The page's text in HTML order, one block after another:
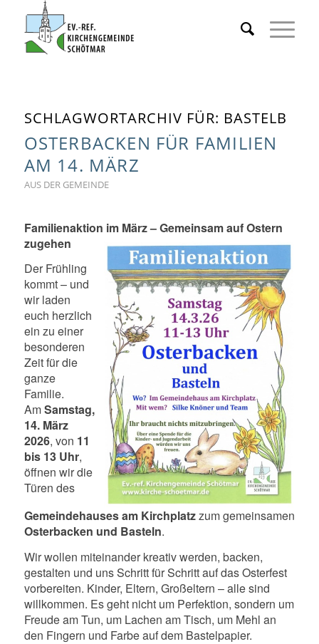
SCHLAGWORTARCHIV FÜR: BASTELB
OSTERBACKEN FÜR FAMILIEN
AM 14. MÄRZ
AUS DER GEMEINDE
Familienaktion im März – Gemeinsam auf Ostern
zugehen
Der Frühling
kommt – und
wir laden
euch herzlich
ein zu einer
besonderen
Zeit für die
ganze
Familie.
AmSamstag,
14. März
2026, von 11
bis 13 Uhr,
öffnen wir die
Türen des
Gemeindehauses am Kirchplatzzum gemeinsamen
Osterbacken und Basteln.
Wir wollen miteinander kreativ werden, backen,
gestalten und uns Schritt für Schritt auf das Osterfest
vorbereiten. Kinder, Eltern, Großeltern – alle sind
willkommen. Es geht nicht um Perfektion, sondern um
Freude am Tun, um Lachen am Tisch, um Mehl an
den Fingern und Farbe auf dem Bastelpapier.